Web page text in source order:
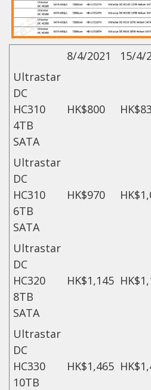
8/4/2021 15/4/
Ultrastar
DC
HC310
4TB
SATA
HK$800
Ultrastar
DC
HC310
6TB
SATA
HK$970
Ultrastar
DC
HC320
8TB
SATA
HK$1,145
Ultrastar
DC
HC330
10TB
HK$1,465